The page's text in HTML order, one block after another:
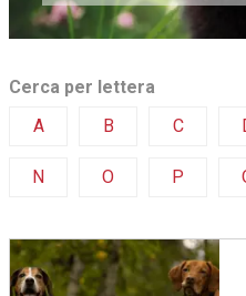
Cerca per lettera
A
B C
N O P